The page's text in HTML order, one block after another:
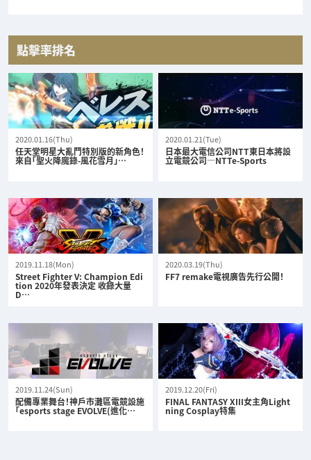
點擊率排名
2020.01.16(Thu)
任天堂明星大亂鬥特別版的新角色！
來自「聖火降魔錄-風花雪月」…
2020.01.21(Tue)
日本最大電信公司NTT東日本將設
立電競公司—NTTe-Sports
2019.11.18(Mon)
Street Fighter V: Champion Edi
tion 2020年發表決定 收錄大量
D…
2020.03.19(Thu)
FF7 remake電視廣告先行公開！
2019.11.24(Sun)
配備專業舞台！神戶市灘區電競設施
「esports stage EVOLVE(進化…
2019.12.20(Fri)
FINAL FANTASY XIII女主角Light
ning Cosplay特集